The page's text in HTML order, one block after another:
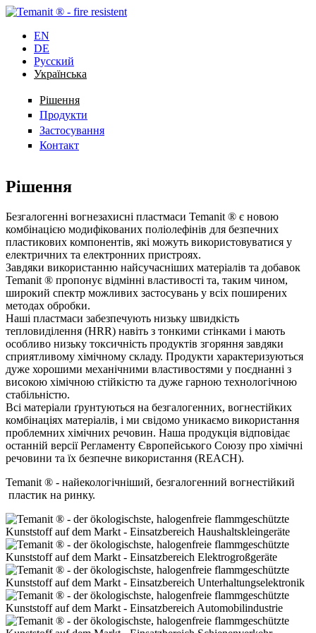
EN
DE
Русский
Українська
Рішення
Продукти
Застосування
Контакт
Рішення
Безгалогенні вогнезахисні пластмаси Temanit ® є новою
комбінацією модифікованих поліолефінів для безпечних
пластикових компонентів, які можуть використовуватися у
електричних та електронних пристроях.
Завдяки використанню найсучасніших матеріалів та добавок
Temanit ® пропонує відмінні властивості та, таким чином,
широкий спектр можливих застосувань у всіх поширених
методах обробки.
Наші пластмаси забезпечують низьку швидкість
тепловиділення (HRR) навіть з тонкими стінками і мають
особливо низьку токсичність продуктів згоряння завдяки
сприятливому хімічному складу. Продукти характеризуються
дуже хорошими механічними властивостями у поєднанні з
високою хімічною стійкістю та дуже гарною технологічною
стабільністю.
Всі матеріали ґрунтуються на безгалогенних, вогнестійких
комбінаціях матеріалів, і ми свідомо уникаємо використання
проблемних хімічних речовин. Наша продукція відповідає
останній версії Регламенту Європейського Союзу про хімічні
речовини та їх безпечне використання (REACH).
Temanit ® - найекологічніший, безгалогенний вогнестійкий
пластик на ринку.